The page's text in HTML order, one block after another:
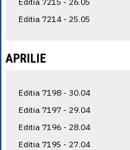
Editia 7214 - 25.05
APRILIE
Editia 7198 - 30.04
Editia 7197 - 29.04
Editia 7196 - 28.04
Editia 7195 - 27.04